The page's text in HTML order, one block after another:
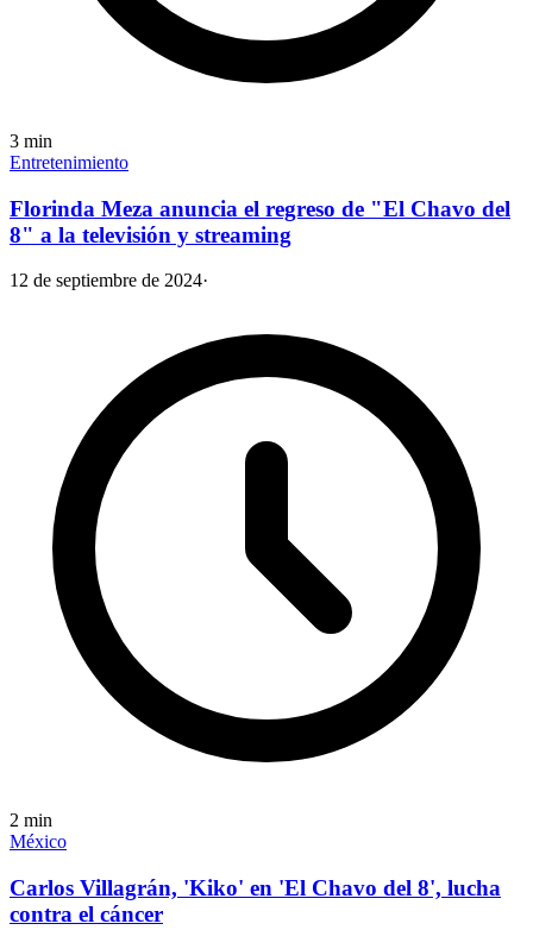
3 min
Entretenimiento
Florinda Meza anuncia el regreso de "El Chavo del
8" a la televisión y streaming
12 de septiembre de 2024·
2 min
México
Carlos Villagrán, 'Kiko' en 'El Chavo del 8', lucha
contra el cáncer